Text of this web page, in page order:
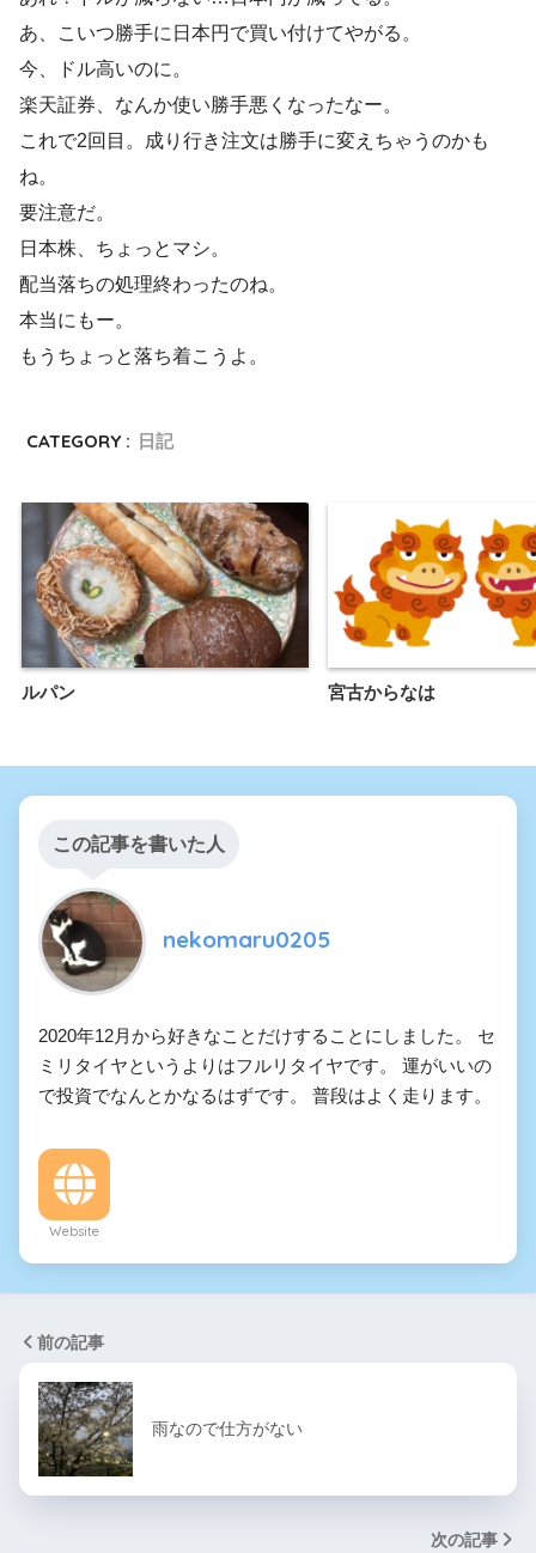
あ、こいつ勝手に日本円で買い付けてやがる。
今、ドル高いのに。
楽天証券、なんか使い勝手悪くなったなー。
これで2回目。成り行き注文は勝手に変えちゃうのかも
ね。
要注意だ。
日本株、ちょっとマシ。
配当落ちの処理終わったのね。
本当にもー。
もうちょっと落ち着こうよ。
CATEGORY : 日記
ルパン 宮古からなは
この記事を書いた人
nekomaru0205
2020年12月から好きなことだけすることにしました。 セ
ミリタイヤというよりはフルリタイヤです。 運がいいの
で投資でなんとかなるはずです。 普段はよく走ります。
Website
前の記事
雨なので仕方がない
次の記事